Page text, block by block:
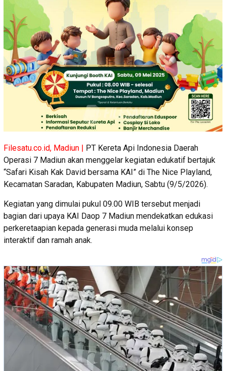
Filesatu.co.id, Madiun | PT Kereta Api Indonesia Daerah
Operasi 7 Madiun akan menggelar kegiatan edukatif bertajuk
“Safari Kisah Kak David bersama KAI” di The Nice Playland,
Kecamatan Saradan, Kabupaten Madiun, Sabtu (9/5/2026).
Kegiatan yang dimulai pukul 09.00 WIB tersebut menjadi
bagian dari upaya KAI Daop 7 Madiun mendekatkan edukasi
perkeretaapian kepada generasi muda melalui konsep
interaktif dan ramah anak.